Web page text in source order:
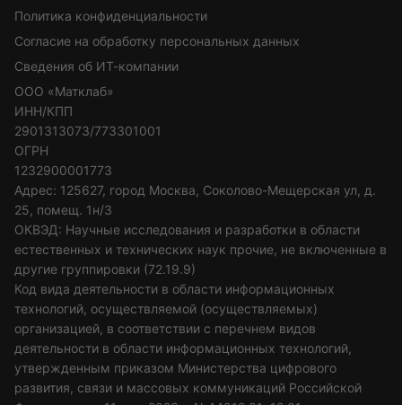
Политика конфиденциальности
Согласие на обработку персональных данных
Сведения об ИТ-компании
ООО «Матклаб»
ИНН/КПП
2901313073/773301001
ОГРН
1232900001773
Адрес: 125627, город Москва, Соколово-Мещерская ул, д.
25, помещ. 1н/3
ОКВЭД: Научные исследования и разработки в области
естественных и технических наук прочие, не включенные в
другие группировки (72.19.9)
Код вида деятельности в области информационных
технологий, осуществляемой (осуществляемых)
организацией, в соответствии с перечнем видов
деятельности в области информационных технологий,
утвержденным приказом Министерства цифрового
развития, связи и массовых коммуникаций Российской